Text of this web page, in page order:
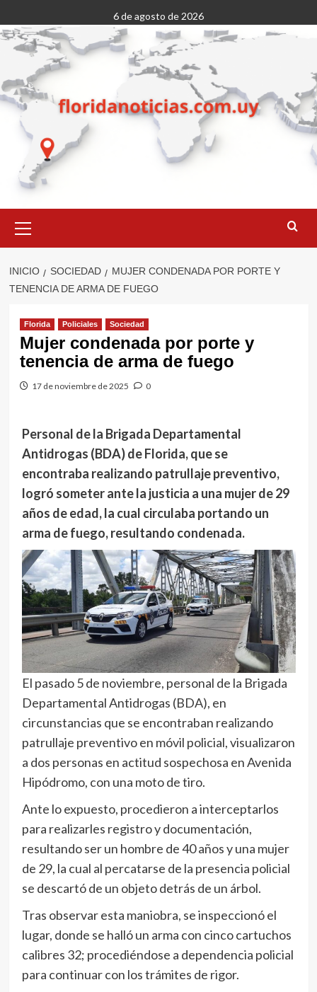
al
contenido
6 de agosto de 2026
primario
INICIO SOCIEDAD
MUJER CONDENADA POR PORTE Y
TENENCIA DE ARMA DE FUEGO
Florida Policiales Sociedad
Mujer condenada por porte y
tenencia de arma de fuego
17 de noviembre de 2025 0
Personal de la Brigada Departamental
Antidrogas (BDA) de Florida, que se
encontraba realizando patrullaje preventivo,
logró someter ante la justicia a una mujer de 29
años de edad, la cual circulaba portando un
arma de fuego, resultando condenada.
El pasado 5 de noviembre, personal de la Brigada
Departamental Antidrogas (BDA), en
circunstancias que se encontraban realizando
patrullaje preventivo en móvil policial, visualizaron
a dos personas en actitud sospechosa en Avenida
Hipódromo, con una moto de tiro.
Ante lo expuesto, procedieron a interceptarlos
para realizarles registro y documentación,
resultando ser un hombre de 40 años y una mujer
de 29, la cual al percatarse de la presencia policial
se descartó de un objeto detrás de un árbol.
Tras observar esta maniobra, se inspeccionó el
lugar, donde se halló un arma con cinco cartuchos
calibres 32; procediéndose a dependencia policial
para continuar con los trámites de rigor.